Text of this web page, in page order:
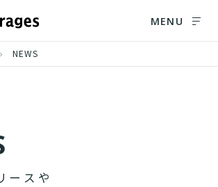
MENU
NEWS
ー ス や